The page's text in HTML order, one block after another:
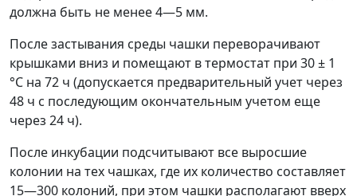
должна быть не менее 4—5 мм.
После застывания среды чашки переворачивают
крышками вниз и помещают в термостат при 30 ± 1
°С на 72 ч (допускается предварительный учет через
48 ч с последующим окончательным учетом еще
через 24 ч).
После инкубации подсчитывают все выросшие
колонии на тех чашках, где их количество составляет
15—300 колоний, при этом чашки располагают вверх